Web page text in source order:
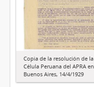
Copia de la resolución de la
Célula Peruana del APRA en
Buenos Aires, 14/4/1929